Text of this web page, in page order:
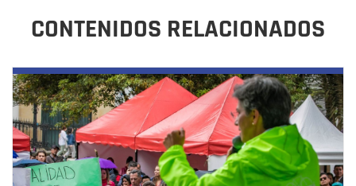
CONTENIDOS RELACIONADOS